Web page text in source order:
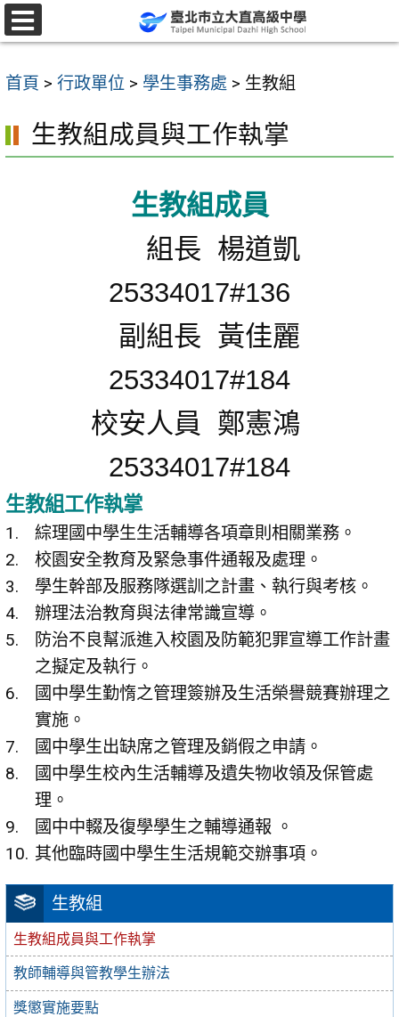
跳
至
要
容
首頁 > 行政單位 > 學生事務處 > 生教組
生教組
生教組成員與工作執掌
教師輔導與管教學生辦法
獎懲實施要點
生教組成員與工作執掌
生教組成員
組長 楊道凱
25334017#136
副組長 黃佳麗
25334017#184
校安人員 鄭憲鴻
25334017#184
生教組工作執掌
綜理國中學生生活輔導各項章則相關業務。
校園安全教育及緊急事件通報及處理。
學生幹部及服務隊選訓之計畫、執行與考核。
辦理法治教育與法律常識宣導。
防治不良幫派進入校園及防範犯罪宣導工作計畫
之擬定及執行。
國中學生勤惰之管理簽辦及生活榮譽競賽辦理之
實施。
國中學生出缺席之管理及銷假之申請。
國中學生校內生活輔導及遺失物收領及保管處
理。
國中中輟及復學學生之輔導通報 。
其他臨時國中學生生活規範交辦事項。
選
單